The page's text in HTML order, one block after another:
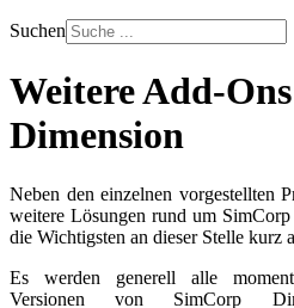
Suchen
Weitere Add-
Dimension
Neben den einzelnen vorgestellten
weitere Lösungen rund um
die Wichtigsten an dieser Stelle kurz
Es werden generell alle
Versionen von SimCorp